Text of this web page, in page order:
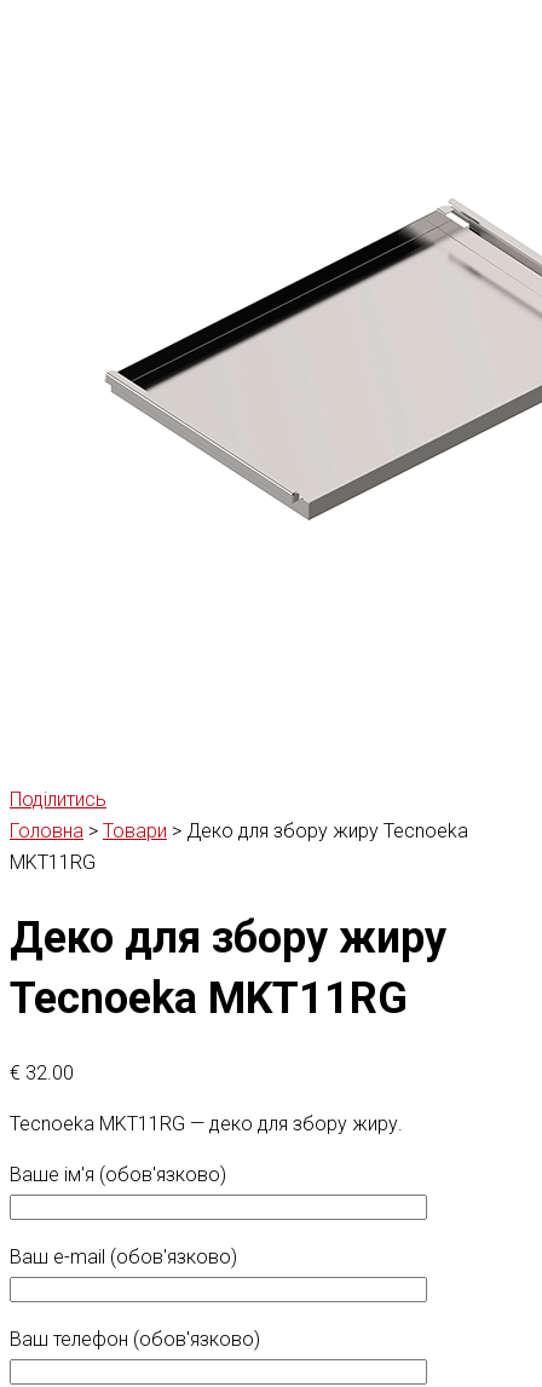
Поділитись
Головна > Товари > Деко для збору жиру Tecnoeka
MKT11RG
Деко для збору жиру
Tecnoeka MKT11RG
€ 32.00
Tecnoeka MKT11RG — деко для збору жиру.
Ваше ім'я (обов'язково)
Ваш e-mail (обов'язково)
Ваш телефон (обов'язково)